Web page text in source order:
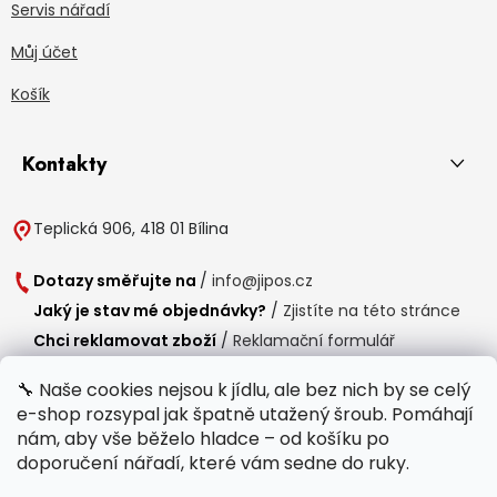
🔧 Naše cookies nejsou k jídlu, ale bez nich by se celý
e-shop rozsypal jak špatně utažený šroub. Pomáhají
nám, aby vše běželo hladce – od košíku po
doporučení nářadí, které vám sedne do ruky.
Servis nářadí
Můj účet
Košík
Kontakty
Teplická 906, 418 01 Bílina
Dotazy směřujte na / info@jipos.cz
Jaký je stav mé objednávky? / Zjistíte na této stránce
Chci reklamovat zboží / Reklamační formulář
Provozní doba
Po-Čt / 8:00 - 15:00